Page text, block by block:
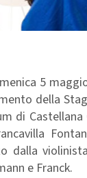
5
della
di
dalla
e Franck.